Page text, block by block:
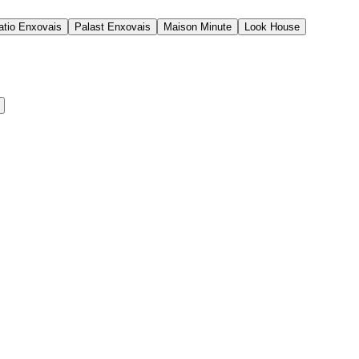
Enxovais Palast Enxovais Maison Minute Look House